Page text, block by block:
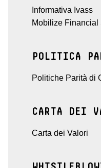
Informativa Ivass
Mobilize Financial
POLITICA
Politiche Parità di
CARTA DEI
Carta dei Valori